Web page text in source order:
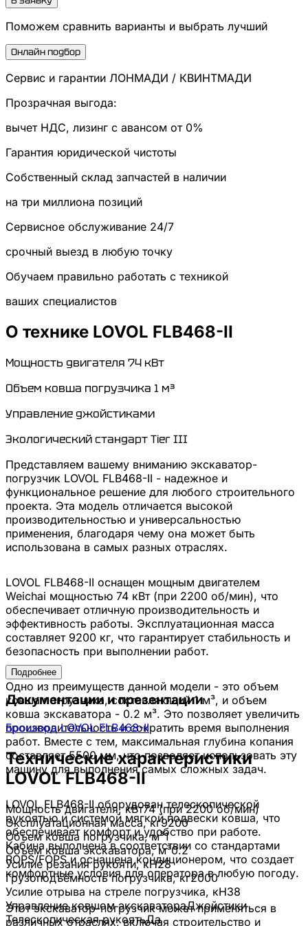
Поможем сравнить варианты и выбрать лучший
Онлайн подбор
Сервис и гарантии ЛОНМАДИ / КВИНТМАДИ
Прозрачная выгода:
вычет НДС, лизинг с авансом от 0%
Гарантия юридической чистоты
Собственный склад запчастей в наличии
на три миллиона позиций
Сервисное обслуживание 24/7
срочный выезд в любую точку
Обучаем правильно работать с техникой
ваших специалистов
О технике LOVOL FLB468-II
Мощность двигателя 74 кВт
Объем ковша погрузчика 1 м³
Управление джойстиками
Экологический стандарт Tier III
Представляем вашему вниманию экскаватор-
погрузчик LOVOL FLB468-II - надежное и
функциональное решение для любого строительного
проекта. Эта модель отличается высокой
производительностью и универсальностью
применения, благодаря чему она может быть
использована в самых разных отраслях.
LOVOL FLB468-II оснащен мощным двигателем
Weichai мощностью 74 кВт (при 2200 об/мин), что
обеспечивает отличную производительность и
эффективность работы. Эксплуатационная масса
составляет 9200 кг, что гарантирует стабильность и
безопасность при выполнении работ.
Одно из преимуществ данной модели - это объем
ковша погрузчика, составляющий 1 м³, и объем
ковша экскаватора - 0.2 м³. Это позволяет увеличить
производительность и сократить время выполнения
работ. Вместе с тем, максимальная глубина копания
составляет 5500 мм, что позволяет использовать эту
машину для выполнения самых сложных задач.
LOVOL FLB468-II оборудован телескопической
рукоятью и системой мягкой подвески ковша, что
обеспечивает комфорт и удобство при работе.
Кабина выполнена в соответствии со стандартами
ROPS/FOPS и оснащена кондиционером, что создает
комфортные условия для оператора в любую погоду.
Этот экскаватор-погрузчик может применяться в
различных отраслях, включая строительство и
Подробнее
Документации и презентации
Брошюра LOVOL FLB468-II
Технические характеристики
LOVOL FLB468-II
Мощность двигателя, кВт74 (при 2200 об/мин)
Эксплуатационная масса, кг9200
Объем ковша погрузчика, м³1
Объем ковша экскаватора, м³0.2
Усилие резания рукояти, кН28
Грузоподъёмность погрузчика, кг2000
Усилие отрыва на стреле погрузчика, кН38
Управление ковшом экскаватораДжойстики
Телескопическая рукоятьДа